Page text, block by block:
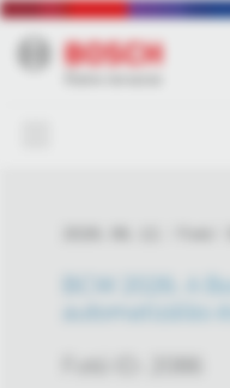
BCW 2026: A
automatizálás
Fotó ID: 2086